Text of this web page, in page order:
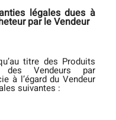
légales dues à
par le Vendeur
titre des Produits
des Vendeurs par
à l’égard du Vendeur
suivantes :